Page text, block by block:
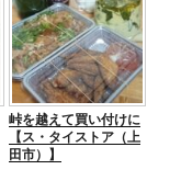
峠を越えて買い付けに
【ス・タイストア（上
田市）】